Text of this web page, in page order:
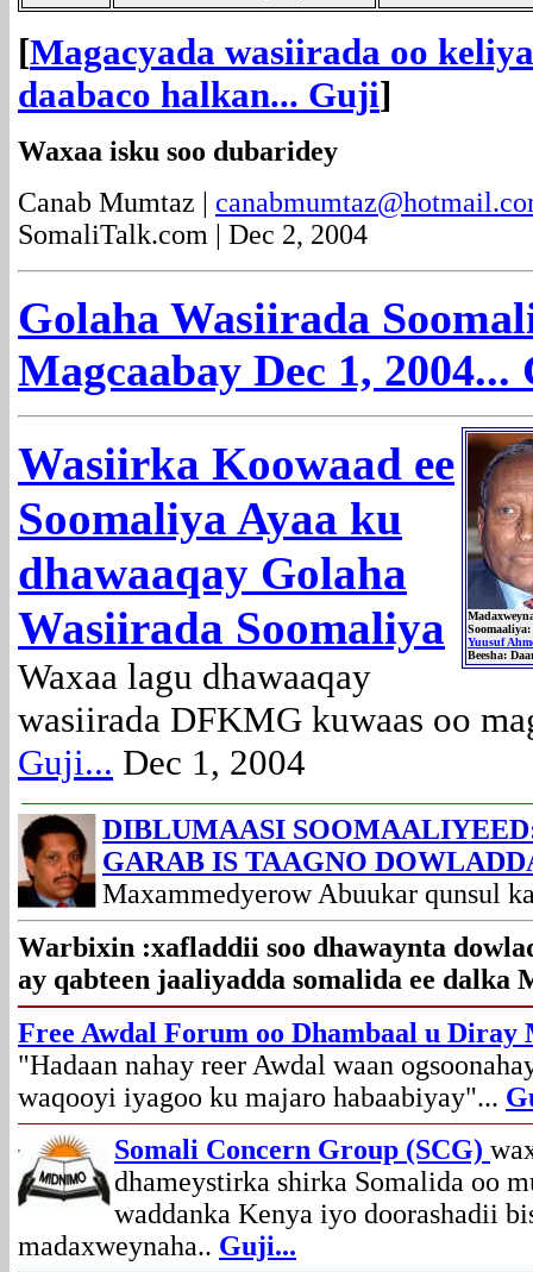
[Magacyada wasiirada oo
daabaco halkan... Guji]
Waxaa isku soo dubaridey
Canab Mumtaz |
SomaliTalk.com | Dec 2, 2004
Golaha Wasiirada
Magcaabay Dec 1,
Soomaaliya:
Yuusuf
Beesha:
Wasiirka Koowaad ee
Soomaliya Ayaa ku
dhawaaqay Golaha
Wasiirada Soomaliya
Waxaa lagu dhawaaqay
wasiirada DFKMG kuwaas oo
Guji... Dec 1, 2004
DIBLUMAASI
GARAB IS TAAGNO
Maxammedyerow Abuukar qunsul
Warbixin :xafladdii soo dhawaynta
ay qabteen jaaliyadda somalida ee dalka
Free Awdal Forum oo Dhambaal u Diray
"Hadaan nahay reer Awdal waan
waqooyi iyagoo ku majaro habaabiyay"...
Somali Concern Group (SCG)
dhameystirka shirka Somalida oo
waddanka Kenya iyo doorashadii
madaxweynaha.. Guji...